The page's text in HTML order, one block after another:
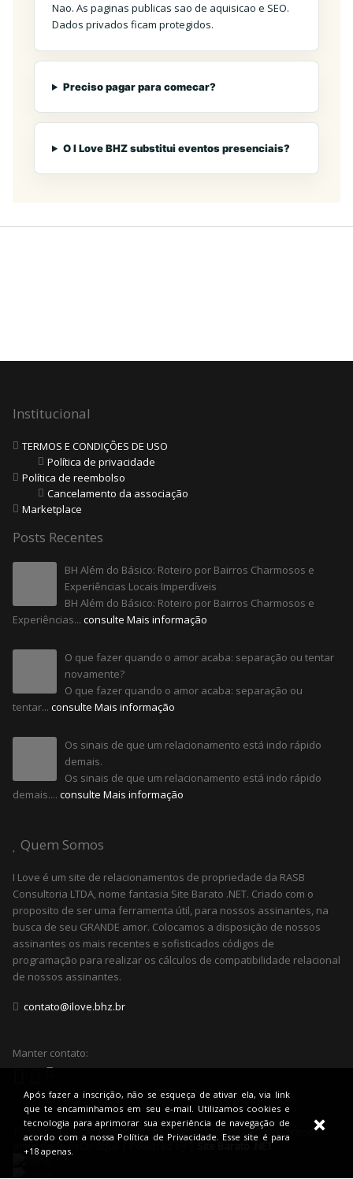
Nao. As paginas publicas sao de aquisicao e SEO.
Dados privados ficam protegidos.
Preciso pagar para comecar?
O I Love BHZ substitui eventos presenciais?
Institucional
TERMOS E CONDIÇÕES DE USO
Política de privacidade
Política de reembolso
Cancelamento da associação
Marketplace
Posts Recentes
BH Além do Básico: Roteiro por Bairros Charmosos e
Experiências Locais Imperdíveis
BH Além do Básico: Roteiro por Bairros Charmosos e
Experiências... consulte Mais informação
O que fazer quando o amor acaba: separação ou tentar
novamente?
O que fazer quando o amor acaba: separação ou
tentar... consulte Mais informação
Os sinais de que um relacionamento está indo rápido
demais.
Os sinais de que um relacionamento está indo rápido
demais.... consulte Mais informação
Quem Somos
I Love é um site de relacionamentos de propriedade da RASB
Consultoria LTDA, nome fantasia Site Barato .NET. Criado com o
proposito de ser uma ferramenta útil, para nossos assinantes, na
busca de seu GRANDE amor. Colocamos a disposição de nossos
assinantes os mais recentes e sofisticados códigos de
programação para realizar os cálculos de compatibilidade relacional
de nossos assinantes.
contato@ilove.bhz.br
Manter contato:
Todos os Direitos Reservados © 2022 I LOVE BHZ - O seu grande
amor pode estar aqui! | Powered by |
Site Barato .NET
Após fazer a inscrição, não se esqueça de ativar ela, via link
que te encaminhamos em seu e-mail. Utilizamos cookies e
tecnologia para aprimorar sua experiência de navegação de
acordo com a nossa Política de Privacidade. Esse site é para
+18 apenas.